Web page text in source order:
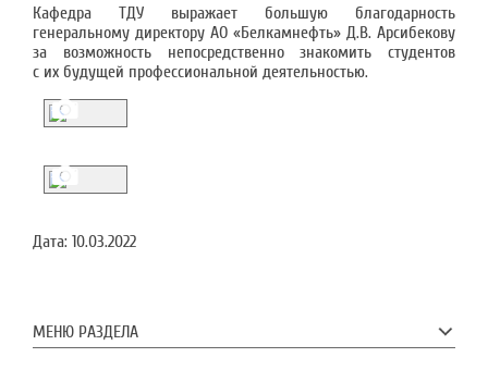
Кафедра ТДУ выражает большую благодарность
генеральному директору АО «Белкамнефть» Д.В. Арсибекову
за возможность непосредственно знакомить студентов
с их будущей профессиональной деятельностью.
Дата: 10.03.2022
МЕНЮ РАЗДЕЛА